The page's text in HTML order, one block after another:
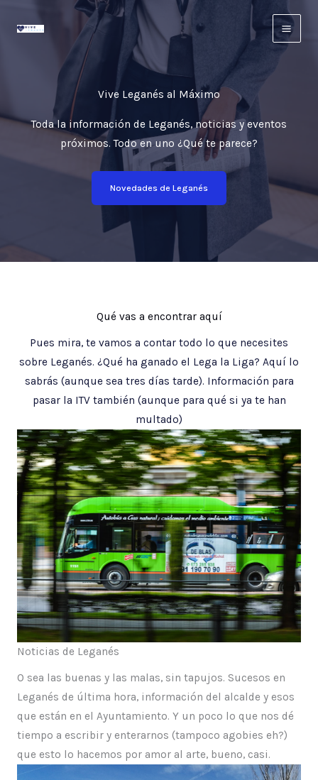
Vive Leganés al Máximo
Toda la información de Leganés, noticias y eventos
próximos. Todo en uno ¿Qué te parece?
Novedades de Leganés
Qué vas a encontrar aquí
Pues mira, te vamos a contar todo lo que necesites
sobre Leganés. ¿Qué ha ganado el Lega la Liga? Aquí lo
sabrás (aunque sea tres días tarde). Información para
pasar la ITV también (aunque para qué si ya te han
multado)
Noticias de Leganés
O sea las buenas y las malas, sin tapujos. Sucesos en
Leganés de última hora, información del alcalde y esos
que están en el Ayuntamiento. Y un poco lo que nos dé
tiempo a escribir y enterarnos (tampoco agobies eh?)
que esto lo hacemos por amor al arte, bueno, casi.